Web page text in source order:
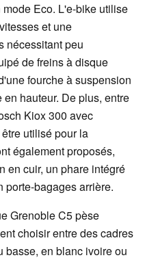
Eco. L'e-bike utilise
et une
nécessitant peu
de freins à disque
fourche à suspension
hauteur. De plus, entre
Kiox 300 avec
utilisé pour la
également proposés,
en cuir, un phare intégré
porte-bagages arrière.
Grenoble C5 pèse
choisir entre des cadres
basse, en blanc ivoire ou